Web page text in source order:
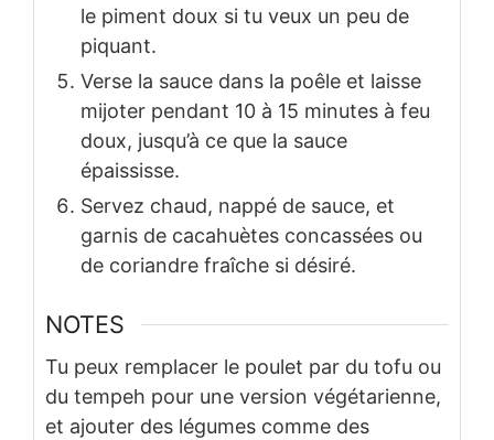
le piment doux si tu veux un peu de
piquant.
Verse la sauce dans la poêle et laisse
mijoter pendant 10 à 15 minutes à feu
doux, jusqu’à ce que la sauce
épaississe.
Servez chaud, nappé de sauce, et
garnis de cacahuètes concassées ou
de coriandre fraîche si désiré.
NOTES
Tu peux remplacer le poulet par du tofu ou
du tempeh pour une version végétarienne,
et ajouter des légumes comme des